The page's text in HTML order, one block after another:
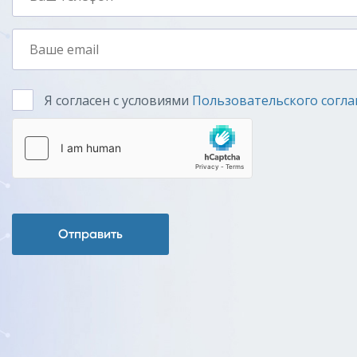
Я согласен с условиями Пользовательского
Отправить